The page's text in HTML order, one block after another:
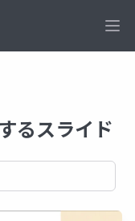
るスライド